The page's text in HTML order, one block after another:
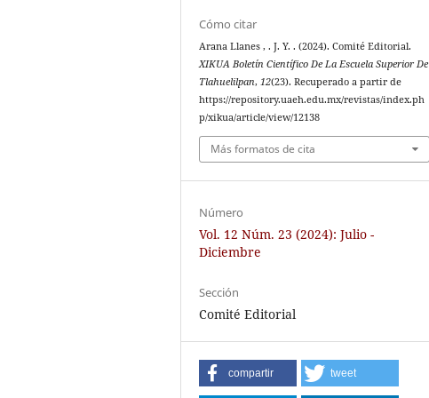
Cómo citar
Arana Llanes , . J. Y. . (2024). Comité Editorial.
XIKUA Boletín Científico De La Escuela Superior De
Tlahuelilpan,12(23). Recuperado a partir de
https://repository.uaeh.edu.mx/revistas/index.ph
p/xikua/article/view/12138
Más formatos de cita
Número
Vol. 12 Núm. 23 (2024): Julio -
Diciembre
Sección
Comité Editorial
compartir tweet